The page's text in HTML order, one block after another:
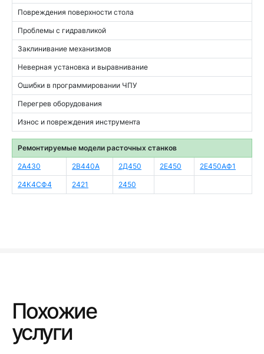
Повреждения поверхности стола
Проблемы с гидравликой
Заклинивание механизмов
Неверная установка и выравнивание
Ошибки в программировании ЧПУ
Перегрев оборудования
Износ и повреждения инструмента
Ремонтируемые модели расточных станков
2А430 2В440А 2Д450 2Е450 2Е450АФ1
24К4СФ4 2421 2450
Похожие
услуги